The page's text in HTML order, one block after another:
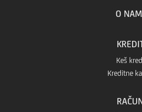
O
Keš
Kreditne